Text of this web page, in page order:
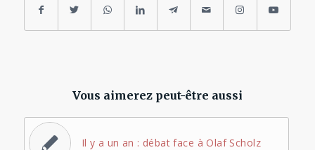
Vous aimerez peut-être aussi
Il y a un an : débat face à Olaf Scholz